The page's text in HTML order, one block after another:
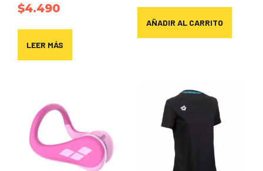
$4.490
LEER MÁS
AÑADIR AL CARRITO